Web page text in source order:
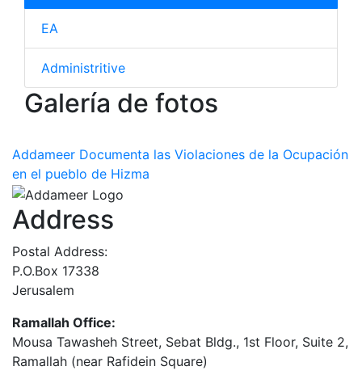
EA
Administritive
Galería de fotos
Addameer Documenta las Violaciones de la Ocupación
en el pueblo de Hizma
Address
Postal Address:
P.O.Box 17338
Jerusalem
Ramallah Office:
Mousa Tawasheh Street, Sebat Bldg., 1st Floor, Suite 2,
Ramallah (near Rafidein Square)